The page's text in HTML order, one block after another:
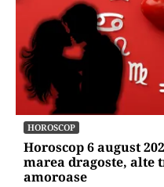
HOROSCOP
Horoscop 6 august
marea dragoste, alte
amoroase